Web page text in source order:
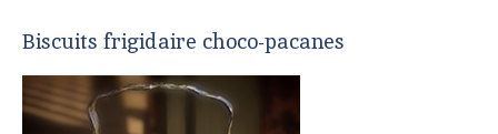
Biscuits frigidaire choco-pacanes